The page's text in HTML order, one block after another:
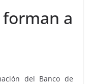
a
del Banco de